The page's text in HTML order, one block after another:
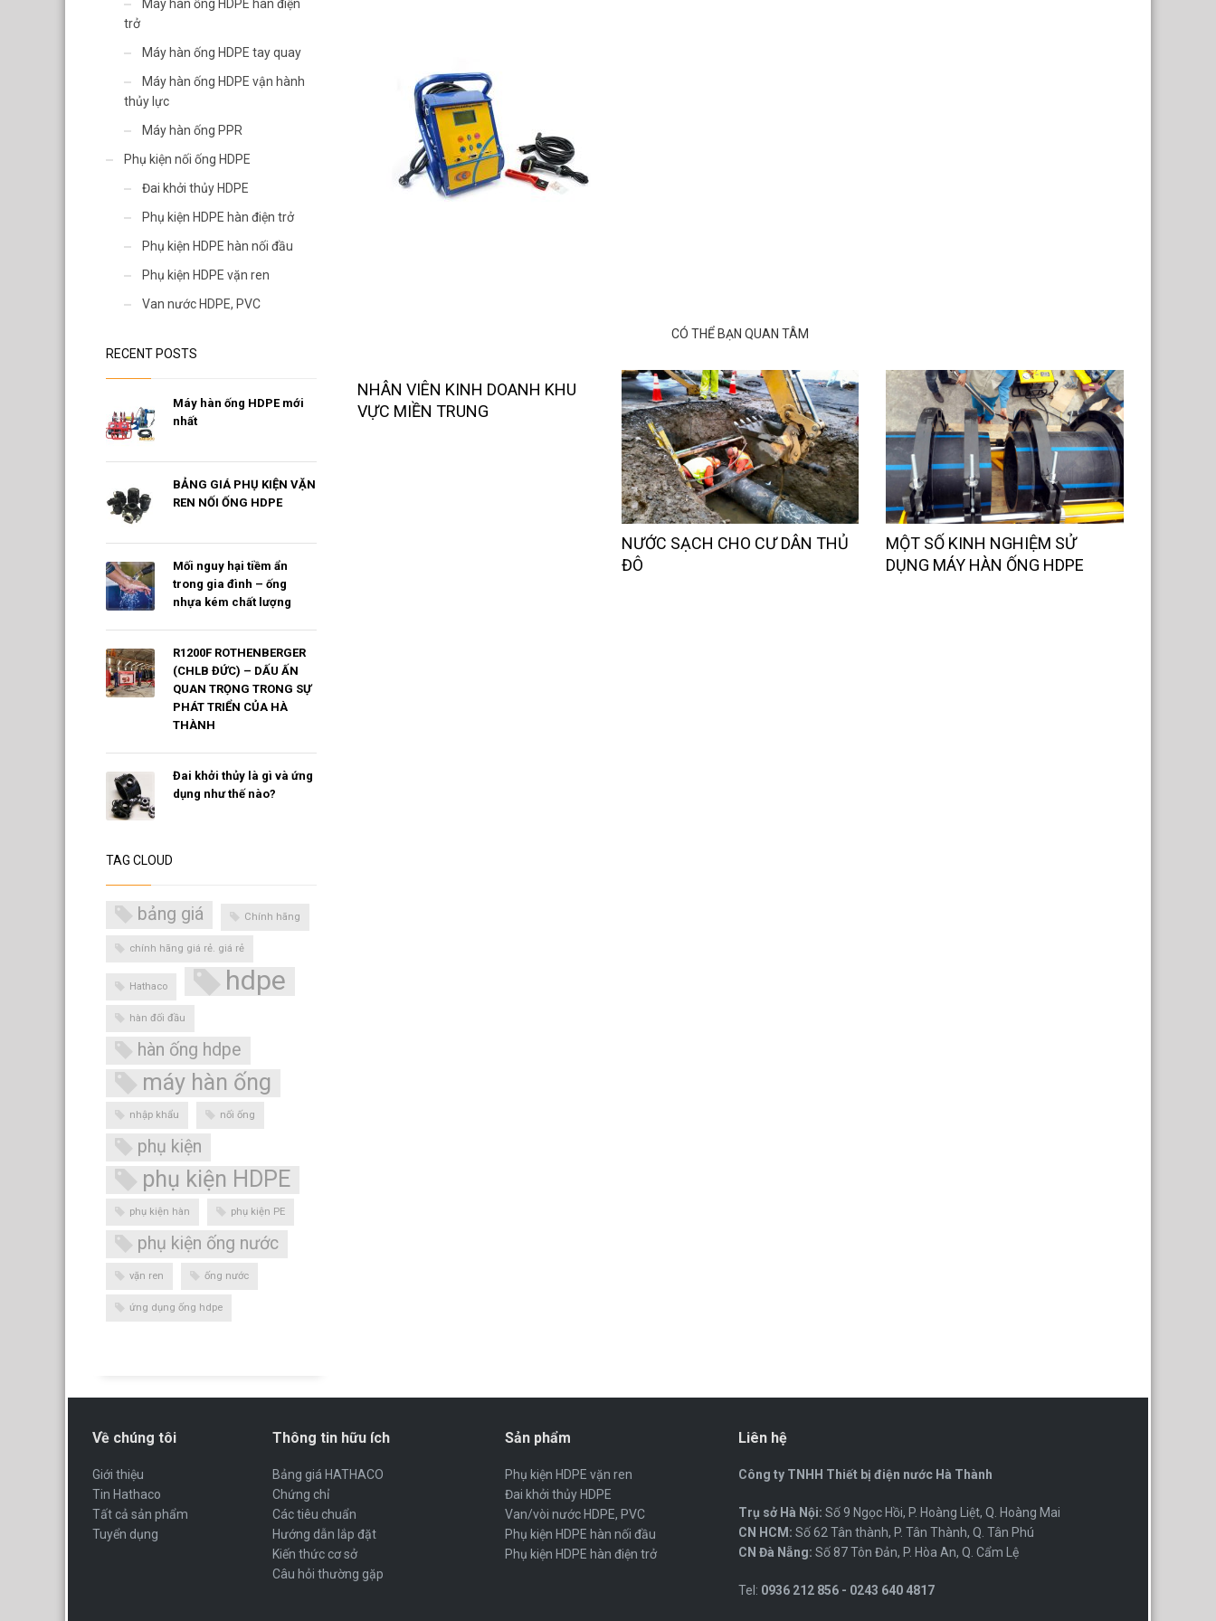
CÓ THỂ BẠN QUAN TÂM
NHÂN VIÊN KINH DOANH KHU
VỰC MIỀN TRUNG
NƯỚC SẠCH CHO CƯ DÂN THỦ
ĐÔ
MỘT SỐ KINH NGHIỆM SỬ
DỤNG MÁY HÀN ỐNG HDPE
Máy hàn ống HDPE hàn điện
trở
Máy hàn ống HDPE tay quay
Máy hàn ống HDPE vận hành
thủy lực
Máy hàn ống PPR
Phụ kiện nối ống HDPE
Đai khởi thủy HDPE
Phụ kiện HDPE hàn điện trở
Phụ kiện HDPE hàn nối đầu
Phụ kiện HDPE vặn ren
Van nước HDPE, PVC
RECENT POSTS
Máy hàn ống HDPE mới
nhất
BẢNG GIÁ PHỤ KIỆN VẶN
REN NỐI ỐNG HDPE
Mối nguy hại tiềm ẩn
trong gia đình – ống
nhựa kém chất lượng
R1200F ROTHENBERGER
(CHLB ĐỨC) – DẤU ẤN
QUAN TRỌNG TRONG SỰ
PHÁT TRIỂN CỦA HÀ
THÀNH
Đai khởi thủy là gì và ứng
dụng như thế nào?
TAG CLOUD
bảng giá Chính hãng
chính hãng giá rẻ. giá rẻ
Hathaco hdpe
hàn đối đầu
hàn ống hdpe
máy hàn ống
nhập khẩu nối ống
phụ kiện
phụ kiện HDPE
phụ kiện hàn phụ kiện PE
phụ kiện ống nước
vặn ren ống nước
ứng dụng ống hdpe
Về chúng tôi
Giới thiệu
Tin Hathaco
Tất cả sản phẩm
Tuyển dụng
Thông tin hữu ích
Bảng giá HATHACO
Chứng chỉ
Các tiêu chuẩn
Hướng dẫn lắp đặt
Kiến thức cơ sở
Câu hỏi thường gặp
Sản phẩm
Phụ kiện HDPE vặn ren
Đai khởi thủy HDPE
Van/vòi nước HDPE, PVC
Phụ kiện HDPE hàn nối đầu
Phụ kiện HDPE hàn điện trở
Liên hệ
Công ty TNHH Thiết bị điện nước Hà Thành
Trụ sở Hà Nội: Số 9 Ngọc Hồi, P. Hoàng Liệt, Q. Hoàng Mai
CN HCM: Số 62 Tân thành, P. Tân Thành, Q. Tân Phú
CN Đà Nẵng: Số 87 Tôn Đản, P. Hòa An, Q. Cẩm Lệ
Tel: 0936 212 856 - 0243 640 4817